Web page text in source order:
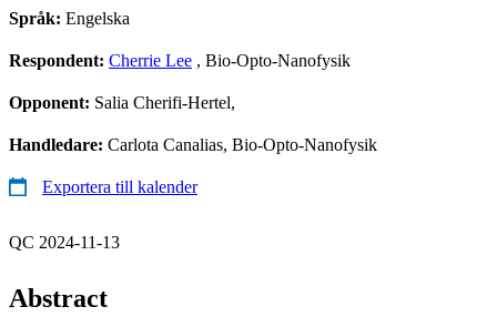
Språk: Engelska
Respondent: Cherrie Lee , Bio-Opto-Nanofysik
Opponent: Salia Cherifi-Hertel,
Handledare: Carlota Canalias, Bio-Opto-Nanofysik
Exportera till kalender
QC 2024-11-13
Abstract